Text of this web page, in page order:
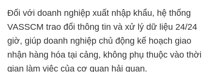
Đối với doanh nghiệp xuất nhập khẩu, hệ thống
VASSCM trao đổi thông tin và xử lý dữ liệu 24/24
giờ, giúp doanh nghiệp chủ động kế hoạch giao
nhận hàng hóa tại cảng, không phụ thuộc vào thời
gian làm việc của cơ quan hải quan.